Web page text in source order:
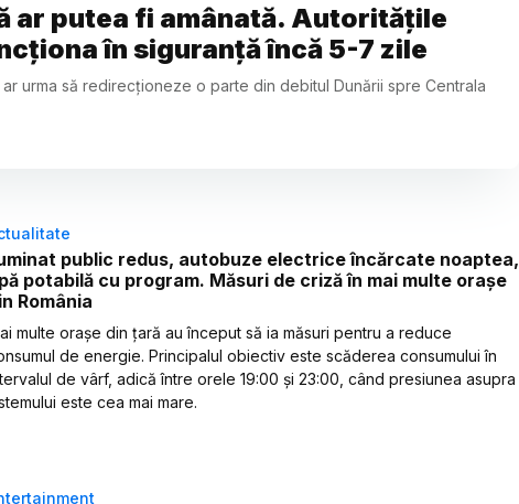
ar putea fi amânată. Autoritățile
în siguranță încă 5-7 zile
urma să redirecționeze o parte din debitul Dunării spre Centrala
public redus, autobuze electrice încărcate noaptea,
potabilă cu program. Măsuri de criză în mai multe orașe
România
multe orașe din țară au început să ia măsuri pentru a reduce
de energie. Principalul obiectiv este scăderea consumului în
de vârf, adică între orele 19:00 și 23:00, când presiunea asupra
este cea mai mare.